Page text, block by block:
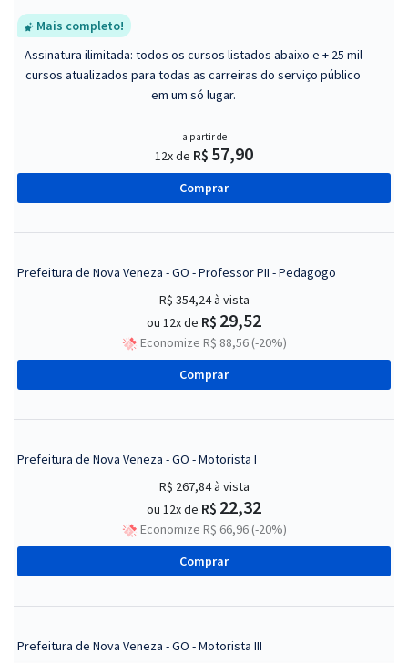
Mais completo!
Assinatura ilimitada: todos os cursos listados abaixo e + 25 mil
cursos atualizados para todas as carreiras do serviço público
em um só lugar.
a partir de
12x de R$ 57,90
Comprar
Prefeitura de Nova Veneza - GO - Professor PII - Pedagogo
R$ 354,24à vista
ou 12x de R$ 29,52
Economize R$ 88,56 (-20%)
Comprar
Prefeitura de Nova Veneza - GO - Motorista I
R$ 267,84à vista
ou 12x de R$ 22,32
Economize R$ 66,96 (-20%)
Comprar
Prefeitura de Nova Veneza - GO - Motorista III